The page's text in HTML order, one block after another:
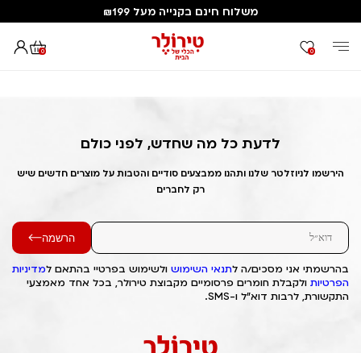
משלוח חינם בקנייה מעל ₪199
0 0
דף הבית Out of Stock Alert 2025/03/23 1742754426
לדעת כל מה שחדש, לפני כולם
הירשמו לניוזלטר שלנו ותהנו ממבצעים סודיים והטבות על מוצרים חדשים שיש
רק לחברים
הרשמה
בהרשמתי אני מסכים/ה לתנאי השימוש ולשימוש בפרטיי בהתאם למדיניות
הפרטיות ולקבלת חומרים פרסומיים מקבוצת טירולר, בכל אחד מאמצעי
התקשורת, לרבות דוא"ל ו-SMS.